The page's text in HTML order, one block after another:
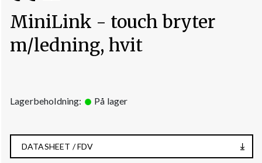
MiniLink - touch bryter
m/ledning, hvit
Lagerbeholdning: På lager
DATASHEET / FDV